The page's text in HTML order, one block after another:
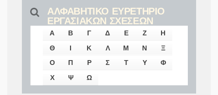
ΑΛΦΑΒΗΤΙΚΟ ΕΥΡΕΤΗΡΙΟ
ΕΡΓΑΣΙΑΚΩΝ ΣΧΕΣΕΩΝ
Α Β Γ Δ Ε Ζ
Η
Θ
Ι Κ Λ Μ Ν
Ξ
Ο
Π Ρ Σ Τ Υ
Φ
Χ
Ψ Ω